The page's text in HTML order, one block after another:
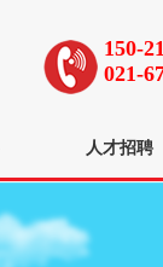
150-
021-
人才招聘